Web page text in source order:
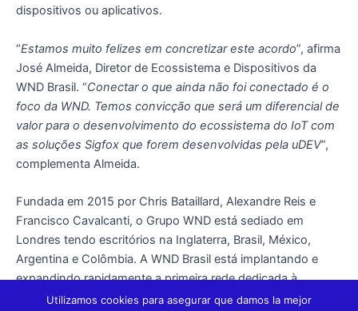
dispositivos ou aplicativos.
“Estamos muito felizes em concretizar este acordo”, afirma
José Almeida, Diretor de Ecossistema e Dispositivos da
WND Brasil. “Conectar o que ainda não foi conectado é o
foco da WND. Temos convicção que será um diferencial de
valor para o desenvolvimento do ecossistema do IoT com
as soluções Sigfox que forem desenvolvidas pela uDEV”,
complementa Almeida.
Fundada em 2015 por Chris Bataillard, Alexandre Reis e
Francisco Cavalcanti, o Grupo WND está sediado em
Londres tendo escritórios na Inglaterra, Brasil, México,
Argentina e Colômbia. A WND Brasil está implantando e
expandindo rapidamente a primeira rede dedicada à
Internet das Coisas no país utilizando tecnologia SigFox.
Utilizamos cookies para asegurar que damos la mejor